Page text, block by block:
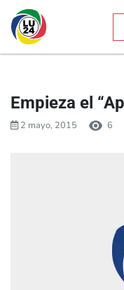
Empieza el
2 mayo, 2015 6